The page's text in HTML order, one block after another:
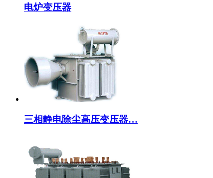
电炉变压器
三相静电除尘高压变压器…